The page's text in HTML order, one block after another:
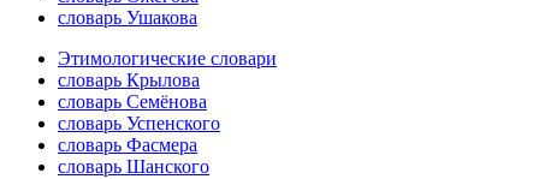
словарь Ушакова
Этимологические словари
словарь Крылова
словарь Семёнова
словарь Успенского
словарь Фасмера
словарь Шанского